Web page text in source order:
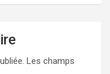
Les champs